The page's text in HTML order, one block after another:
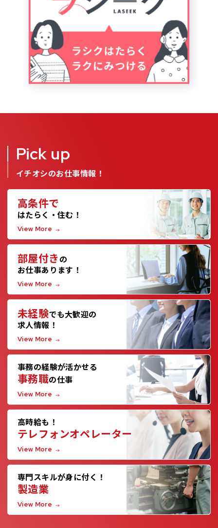
Pick up
イチオシのお仕事情報！
高条件で
はたらく・住む！
View More
部屋付き の
お仕事あります！
View More
未経験でも大歓迎の
求人情報！
View More
事務の経験が活かせる
事務職の仕事
View More
高時給も！
テレフォンオペレーター
View More
専門スキルが身に付く！
製造業
View More